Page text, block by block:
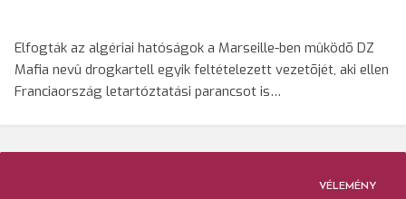
Elfogták az algériai hatóságok a Marseille-ben mûködõ DZ
Mafia nevû drogkartell egyik feltételezett vezetõjét, aki ellen
Franciaország letartóztatási parancsot is…
VÉLEMÉNY